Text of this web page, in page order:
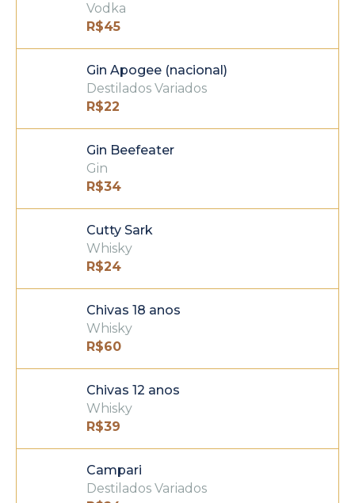
Vodka
R$45
Gin Apogee (nacional)
Destilados Variados
R$22
Gin Beefeater
Gin
R$34
Cutty Sark
Whisky
R$24
Chivas 18 anos
Whisky
R$60
Chivas 12 anos
Whisky
R$39
Campari
Destilados Variados